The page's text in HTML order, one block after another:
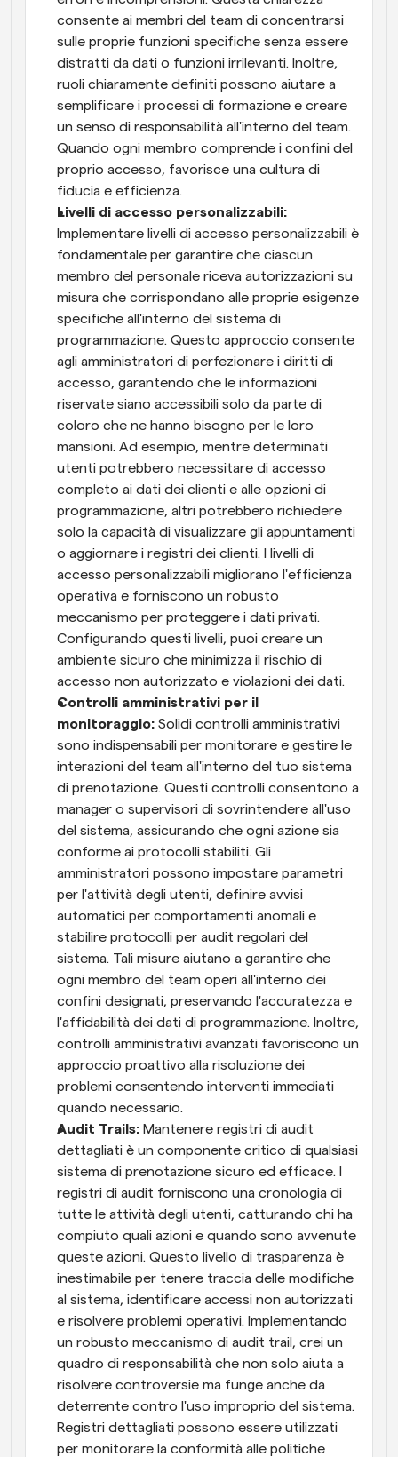
consente ai membri del team di concentrarsi
sulle proprie funzioni specifiche senza essere
distratti da dati o funzioni irrilevanti. Inoltre,
ruoli chiaramente definiti possono aiutare a
semplificare i processi di formazione e creare
un senso di responsabilità all'interno del team.
Quando ogni membro comprende i confini del
proprio accesso, favorisce una cultura di
fiducia e efficienza.
Livelli di accesso personalizzabili:
Implementare livelli di accesso personalizzabili è
fondamentale per garantire che ciascun
membro del personale riceva autorizzazioni su
misura che corrispondano alle proprie esigenze
specifiche all'interno del sistema di
programmazione. Questo approccio consente
agli amministratori di perfezionare i diritti di
accesso, garantendo che le informazioni
riservate siano accessibili solo da parte di
coloro che ne hanno bisogno per le loro
mansioni. Ad esempio, mentre determinati
utenti potrebbero necessitare di accesso
completo ai dati dei clienti e alle opzioni di
programmazione, altri potrebbero richiedere
solo la capacità di visualizzare gli appuntamenti
o aggiornare i registri dei clienti. I livelli di
accesso personalizzabili migliorano l'efficienza
operativa e forniscono un robusto
meccanismo per proteggere i dati privati.
Configurando questi livelli, puoi creare un
ambiente sicuro che minimizza il rischio di
accesso non autorizzato e violazioni dei dati.
Controlli amministrativi per il
monitoraggio: Solidi controlli amministrativi
sono indispensabili per monitorare e gestire le
interazioni del team all'interno del tuo sistema
di prenotazione. Questi controlli consentono a
manager o supervisori di sovrintendere all'uso
del sistema, assicurando che ogni azione sia
conforme ai protocolli stabiliti. Gli
amministratori possono impostare parametri
per l'attività degli utenti, definire avvisi
automatici per comportamenti anomali e
stabilire protocolli per audit regolari del
sistema. Tali misure aiutano a garantire che
ogni membro del team operi all'interno dei
confini designati, preservando l'accuratezza e
l'affidabilità dei dati di programmazione. Inoltre,
controlli amministrativi avanzati favoriscono un
approccio proattivo alla risoluzione dei
problemi consentendo interventi immediati
quando necessario.
Audit Trails: Mantenere registri di audit
dettagliati è un componente critico di qualsiasi
sistema di prenotazione sicuro ed efficace. I
registri di audit forniscono una cronologia di
tutte le attività degli utenti, catturando chi ha
compiuto quali azioni e quando sono avvenute
queste azioni. Questo livello di trasparenza è
inestimabile per tenere traccia delle modifiche
al sistema, identificare accessi non autorizzati
e risolvere problemi operativi. Implementando
un robusto meccanismo di audit trail, crei un
quadro di responsabilità che non solo aiuta a
risolvere controversie ma funge anche da
deterrente contro l'uso improprio del sistema.
Registri dettagliati possono essere utilizzati
per monitorare la conformità alle politiche